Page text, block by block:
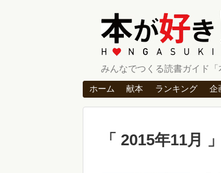
みんなでつくる読書ガイド
ホーム 献本 ランキング 企
2015年11月